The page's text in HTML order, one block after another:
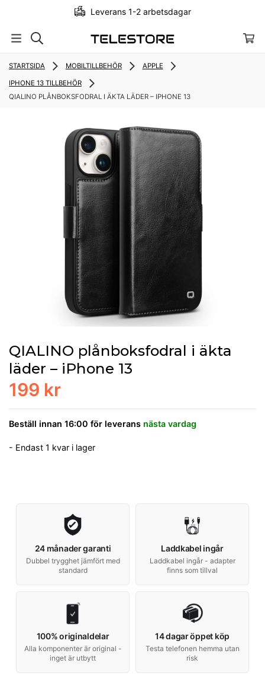
Leverans 1-2 arbetsdagar
STARTSIDA MOBILTILLBEHÖR APPLE
IPHONE 13 TILLBEHÖR
QIALINO PLÅNBOKSFODRAL I ÄKTA LÄDER – IPHONE 13
QIALINO plånboksfodral i äkta
läder – iPhone 13
199 kr
Beställ innan 16:00 för leverans nästa vardag
- Endast 1 kvar i lager
24 månader garanti
Dubbel trygghet jämfört med
standard
Laddkabel ingår
Laddkabel ingår - adapter
finns som tillval
100% originaldelar
Alla komponenter är original -
inget är utbytt
14 dagar öppet köp
Testa telefonen hemma utan
risk